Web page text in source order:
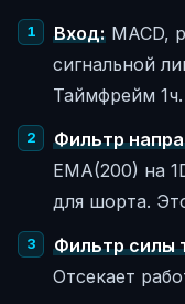
Вход:MACD,
сигнальной
Таймфрейм 1ч.
Фильтр
EMA(200) на
для шорта.
Фильтр силы
Отсекает